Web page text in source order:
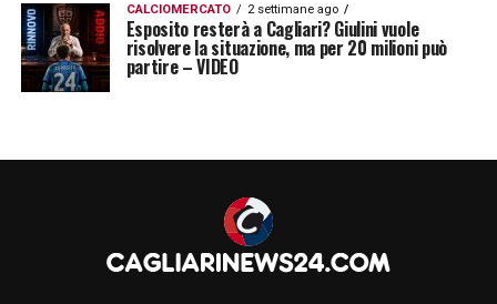
CALCIOMERCATO 2 settimane ago
Esposito resterà a Cagliari? Giulini vuole
risolvere la situazione, ma per 20 milioni può
partire – VIDEO